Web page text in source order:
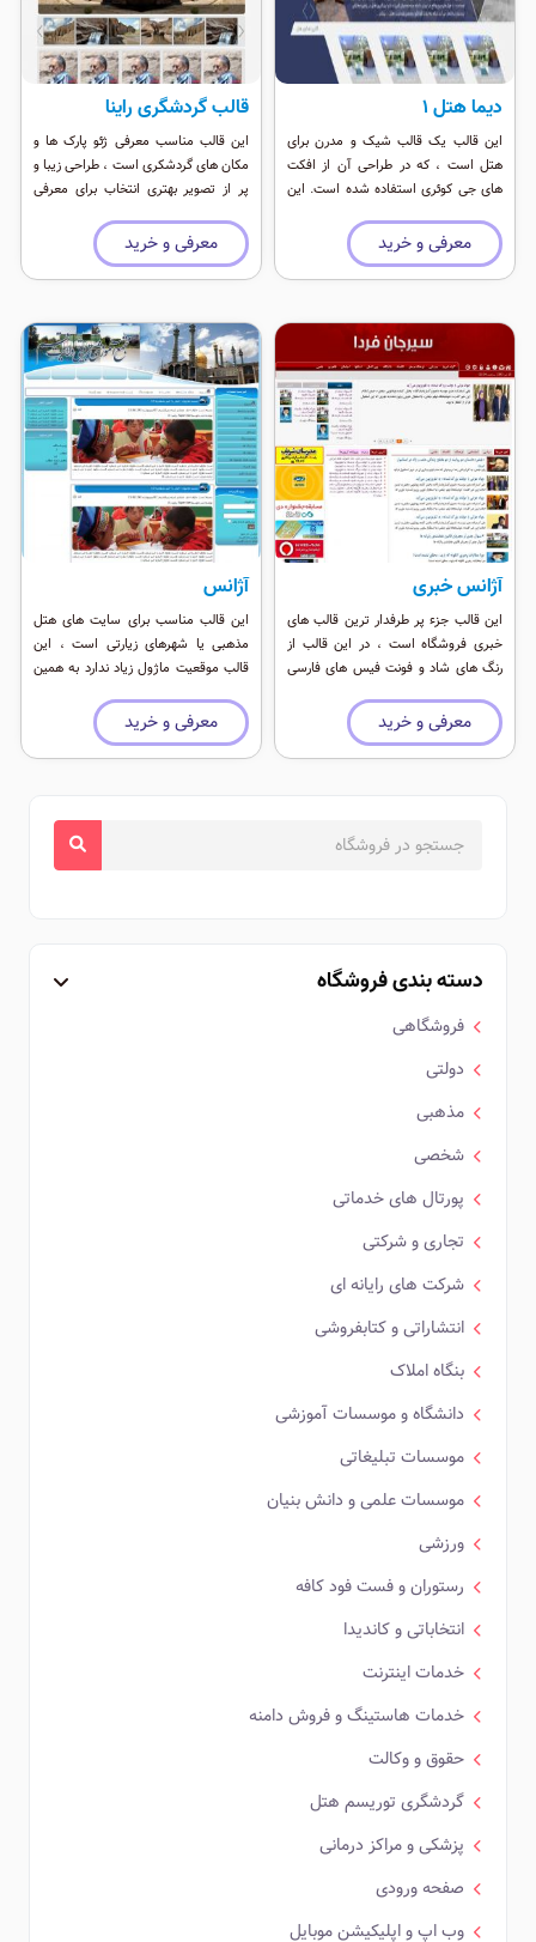
دیما هتل 1
این قالب یک قالب شیک و مدرن برای
هتل است ، که در طراحی آن از افکت
های جی کوئری استفاده شده است. این
برای هتل داری ، بیمارستان و اماکن
تفریحی کاربرد دارد.
معرفی و خرید
قالب گردشگری راینا
این قالب مناسب معرفی ژئو پارک ها و
مکان های گردشکری است ، طراحی زیبا و
پر از تصویر بهتری انتخاب برای معرفی
معرفی و خرید
آژانس خبری
این قالب جزء پر طرفدار ترین قالب های
خبری فروشگاه است ، در این قالب از
رنگ های شاد و فونت فیس های فارسی
3 و جی کوئری باعث شده این قالب بسیار
زیبا جلوه کند.
معرفی و خرید
آژانس
این قالب مناسب برای سایت های هتل
مذهبی یا شهرهای زیارتی است ، این
قالب موقعیت ماژول زیاد ندارد به همین
زیادی نیست.معرفی و خرید
دسته بندی فروشگاه
فروشگاهی
دولتی
مذهبی
شخصی
پورتال های خدماتی
تجاری و شرکتی
شرکت های رایانه ای
انتشاراتی و کتابفروشی
بنگاه املاک
دانشگاه و موسسات آموزشی
موسسات تبلیغاتی
موسسات علمی و دانش بنیان
ورزشی
رستوران و فست فود کافه
انتخاباتی و کاندیدا
خدمات اینترنت
خدمات هاستینگ و فروش دامنه
حقوق و وکالت
گردشگری توریسم هتل
پزشکی و مراکز درمانی
صفحه ورودی
وب اپ و اپلیکیشن موبایل